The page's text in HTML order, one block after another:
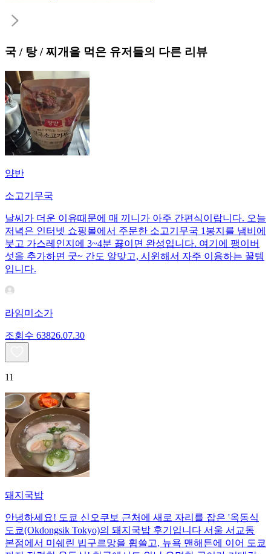
국 / 탕 / 찌개 을 먹은 유저들의 다른 리뷰
양반
소고기무국
날씨가 더운 이유때문에 매 끼니가 아주 간편식이랍니다. 오늘
저녁은 인터넷 쇼핑몰에서 주문한 소고기무국 1봉지를 냄비에
붓고 가스레인지에 3~4분 끓이면 완성입니다. 여기에 팽이버
섯을 추가하면 굿~ 간도 알맞고, 시윈해서 자주 이용하는 꿀템
입니다.
라임미소가
조회수 63826.07.30
11
돼지국밥
안녕하세요! 도쿄 신오쿠보 근처에 새로 자리를 잡은 '옥동식
도쿄(Okdongsik Tokyo)의 돼지국밥 후기입니다 서울 서교동
본점에서 미쉐린 빕구르망을 휩쓸고, 뉴욕 맨해튼에 이어 도쿄